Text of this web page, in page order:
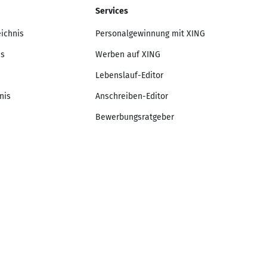
Services
Personalgewinnung mit XING
Werben auf XING
Lebenslauf-Editor
Anschreiben-Editor
Bewerbungsratgeber